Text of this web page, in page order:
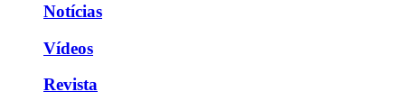
Notícias
Vídeos
Revista